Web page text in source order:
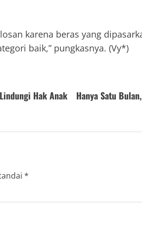
karena beras yang
baik,” pungkasnya. (Vy*)
Hak Anak
‎Hanya Satu
*